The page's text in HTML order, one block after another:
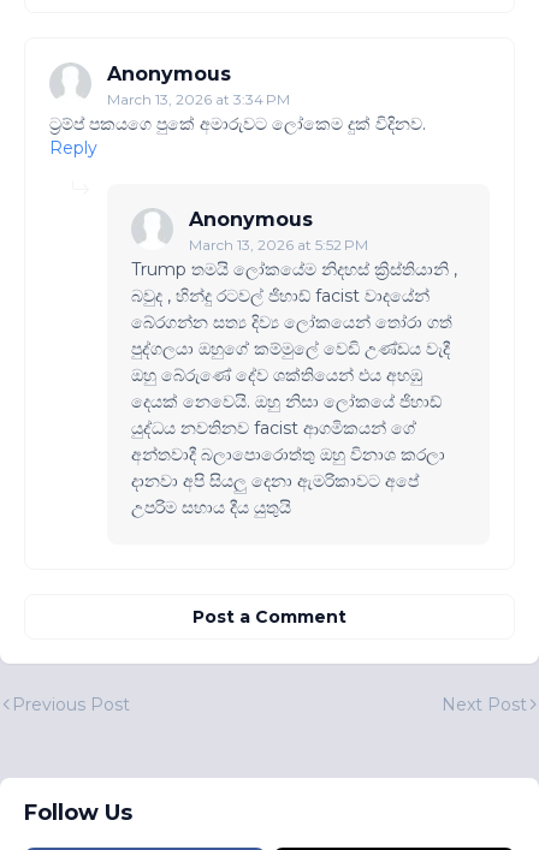
Anonymous
March 13, 2026 at 3:34 PM
ට්‍රම්ප් පකයගෙ පුකේ අමාරුවට ලෝකෙම දුක් විදිනව.
Reply
Anonymous
March 13, 2026 at 5:52 PM
Trump තමයි ලෝකයේම නිදහස් ක්‍රිස්තියානි ,
බවුද , හින්දු රටවල් ජිහාඩ් facist වාදයේන්
බේරගන්න සත්‍ය දිව්‍ය ලෝකයෙන් තෝරා ගත්
පුද්ගලයා ඔහුගේ කම්මුලේ වෙඩි උණ්ඩය වැදී
ඔහු බේරුණේ දේව ශක්තියෙන් එය අහඹු
දෙයක් නෙවෙයි. ඔහු නිසා ලෝකයේ ජිහාඩ්
යුද්ධය නවතිනව facist ආගමිකයන් ගේ
අන්තවාදී බලාපොරොත්තු ඔහු විනාශ කරලා
දානවා අපි සියලු දෙනා ඇමරිකාවට අපේ
උපරිම සහාය දීය යුතුයි
Post a Comment
Previous Post Next Post
Follow Us